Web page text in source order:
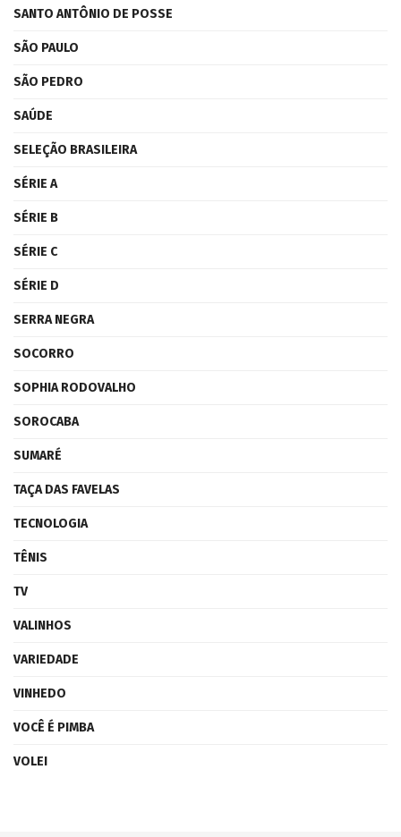
SANTO ANTÔNIO DE POSSE
SÃO PAULO
SÃO PEDRO
SAÚDE
SELEÇÃO BRASILEIRA
SÉRIE A
SÉRIE B
SÉRIE C
SÉRIE D
SERRA NEGRA
SOCORRO
SOPHIA RODOVALHO
SOROCABA
SUMARÉ
TAÇA DAS FAVELAS
TECNOLOGIA
TÊNIS
TV
VALINHOS
VARIEDADE
VINHEDO
VOCÊ É PIMBA
VOLEI